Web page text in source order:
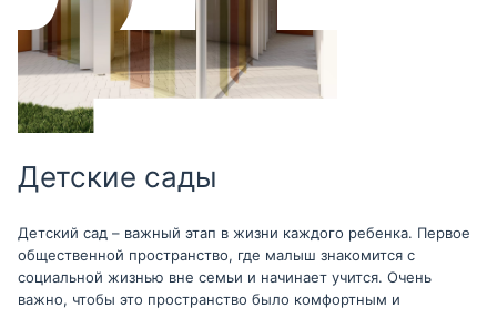
Детские сады
Детский сад – важный этап в жизни каждого ребенка. Первое
общественной пространство, где малыш знакомится с
социальной жизнью вне семьи и начинает учится. Очень
важно, чтобы это пространство было комфортным и